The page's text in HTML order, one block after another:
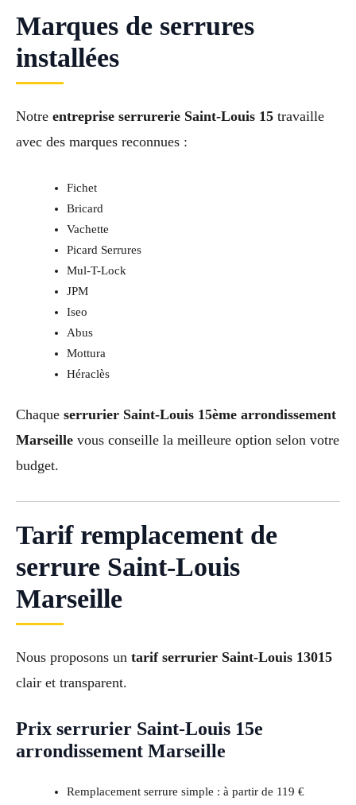
Marques de serrures
installées
Notre entreprise serrurerie Saint-Louis 15 travaille
avec des marques reconnues :
Fichet
Bricard
Vachette
Picard Serrures
Mul-T-Lock
JPM
Iseo
Abus
Mottura
Héraclès
Chaque serrurier Saint-Louis 15ème arrondissement
Marseille vous conseille la meilleure option selon votre
budget.
Tarif remplacement de
serrure Saint-Louis
Marseille
Nous proposons un tarif serrurier Saint-Louis 13015
clair et transparent.
Prix serrurier Saint-Louis 15e
arrondissement Marseille
Remplacement serrure simple : à partir de 119 €